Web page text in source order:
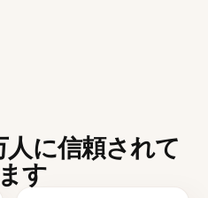
に信頼されて
す